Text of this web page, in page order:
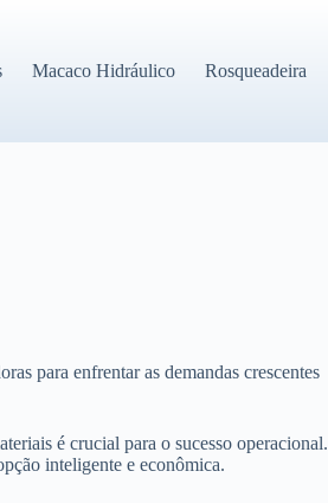
Macaco Hidráulico Rosqueadeira
para enfrentar as demandas crescentes
é crucial para o sucesso operacional.
inteligente e econômica.